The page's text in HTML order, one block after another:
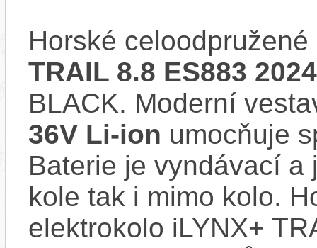
Horské
TRAIL 8.8 ES883 2024
BLACK. Moderní
36V Li-ion umocňuje
Baterie je vyndávací
kole tak i mimo kolo.
elektrokolo iLYNX+